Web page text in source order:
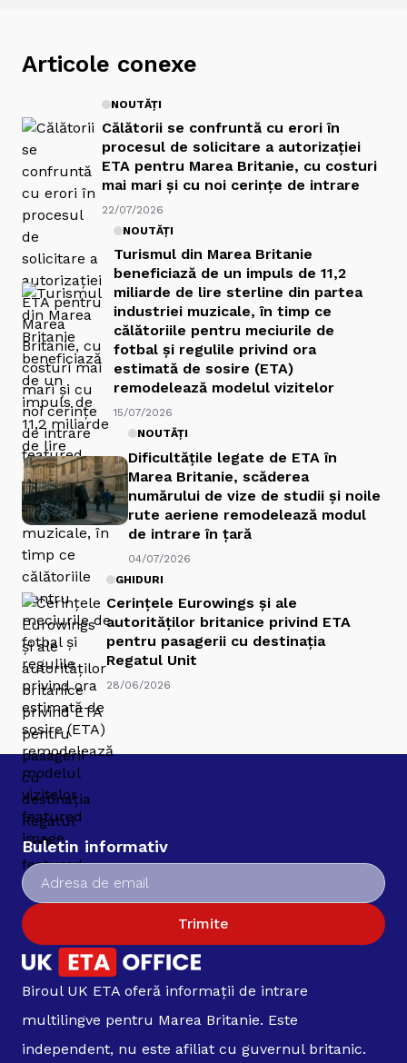
Articole conexe
NOUTĂȚI
Călătorii se confruntă cu erori în
procesul de solicitare a autorizației
ETA pentru Marea Britanie, cu costuri
mai mari și cu noi cerințe de intrare
22/07/2026
NOUTĂȚI
Turismul din Marea Britanie
beneficiază de un impuls de 11,2
miliarde de lire sterline din partea
industriei muzicale, în timp ce
călătoriile pentru meciurile de
fotbal și regulile privind ora
estimată de sosire (ETA)
remodelează modelul vizitelor
15/07/2026
NOUTĂȚI
Dificultățile legate de ETA în
Marea Britanie, scăderea
numărului de vize de studii și noile
rute aeriene remodelează modul
de intrare în țară
04/07/2026
GHIDURI
Cerințele Eurowings și ale
autorităților britanice privind ETA
pentru pasagerii cu destinația
Regatul Unit
28/06/2026
Buletin informativ
Trimite
Biroul UK ETA oferă informații de intrare
multilingve pentru Marea Britanie. Este
independent, nu este afiliat cu guvernul britanic.